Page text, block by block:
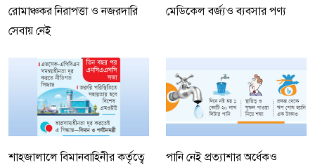
রোমাঞ্চকর নিরাপত্তা ও নজরদারি
সেবায় নেই
মেডিকেল বর্জ্যও ব্যবসার পণ্য
শাহজালালে বিমানবাহিনীর কর্তৃত্বে
পানি নেই প্রত্যাশার অর্ধেকও